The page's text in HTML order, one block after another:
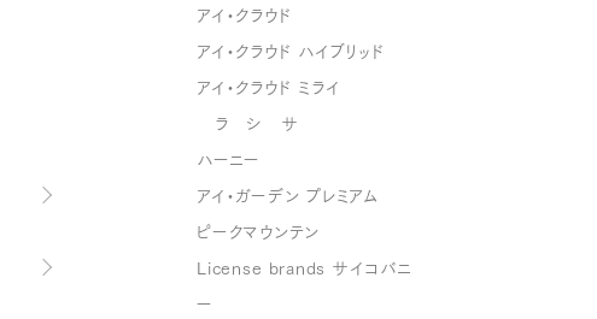
アイ・クラウド
アイ・クラウド ハイブリッド
アイ・クラウド ミライ
ラ シ サ
ハーニー
アイ・ガーデン プレミアム
ピークマウンテン
License brands サイコバニ
ー